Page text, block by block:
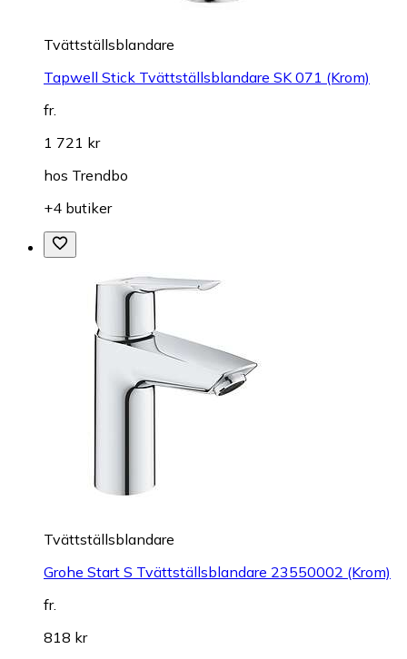
Tvättställsblandare
Tapwell Stick Tvättställsblandare SK 071 (Krom)
fr.
1 721 kr
hos Trendbo
+4 butiker
Tvättställsblandare
Grohe Start S Tvättställsblandare 23550002 (Krom)
fr.
818 kr